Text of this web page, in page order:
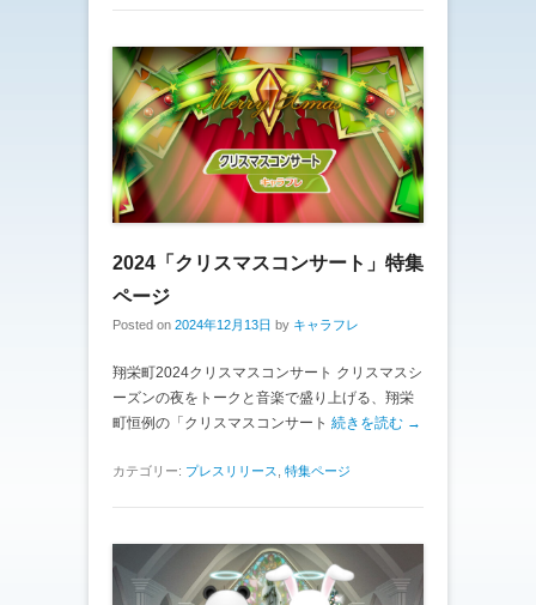
2024「クリスマスコンサート」特集
ページ
Posted on 2024年12月13日 by キャラフレ
翔栄町2024クリスマスコンサート クリスマスシ
ーズンの夜をトークと音楽で盛り上げる、翔栄
町恒例の「クリスマスコンサート 続きを読む →
カテゴリー: プレスリリース, 特集ページ